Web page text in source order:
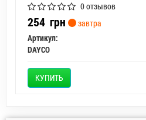
0 отзывов
254 грн
завтра
Артикул:
DAYCO
КУПИТЬ